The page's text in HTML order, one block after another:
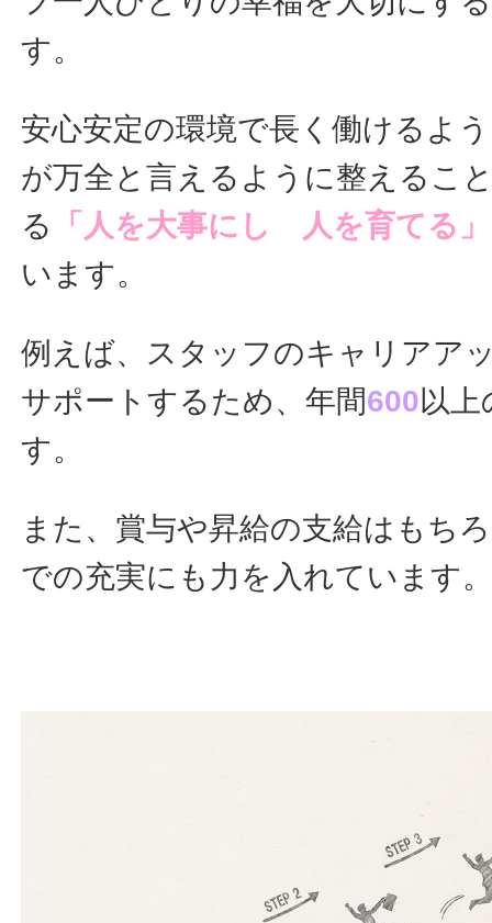
す。
安心安定の環境で長く働けるよ
が万全と言えるように整えるこ
る
「人を大事にし 人を育てる」
います。
例えば、スタッフのキャリアア
サポートするため、年間600以上
す。
また、賞与や昇給の支給はもち
での充実にも力を入れています